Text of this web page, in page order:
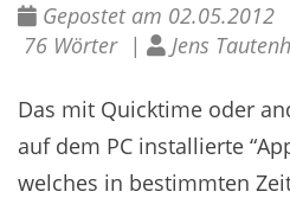
Gepostet am 02.05.2012
76 Wörter |
Jens
Das mit Quicktime oder
auf dem PC installierte
welches in bestimmten